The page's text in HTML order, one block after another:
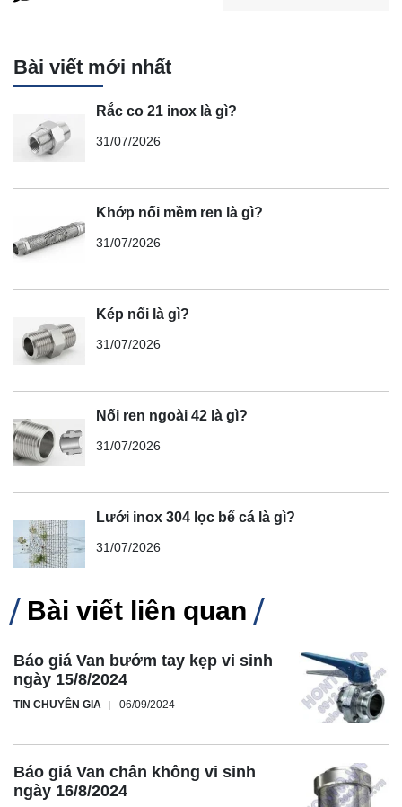
Bài viết mới nhất
Rắc co 21 inox là gì?
31/07/2026
Khớp nối mềm ren là gì?
31/07/2026
Kép nối là gì?
31/07/2026
Nối ren ngoài 42 là gì?
31/07/2026
Lưới inox 304 lọc bể cá là gì?
31/07/2026
Bài viết liên quan
Báo giá Van bướm tay kẹp vi sinh
ngày 15/8/2024
TIN CHUYÊN GIA 06/09/2024
Báo giá Van chân không vi sinh
ngày 16/8/2024